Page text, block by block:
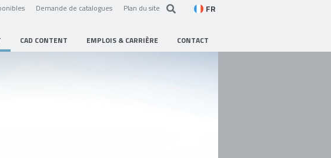
Demande de catalogues Plan du site FR
CAD CONTENT EMPLOIS & CARRIÈRE CONTACT